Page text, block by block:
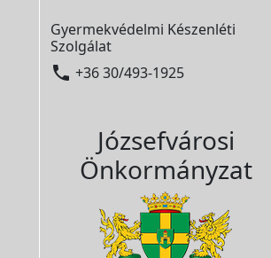
Gyermekvédelmi Készenléti
Szolgálat
 +36 30/493-1925
Józsefvárosi
Önkormányzat